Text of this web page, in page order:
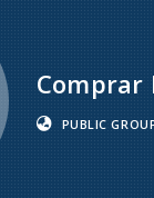
Comprar
PUBLIC